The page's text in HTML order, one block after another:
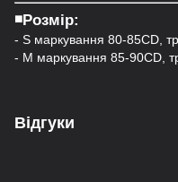
◾️Розмір:
- S маркування 80-85CD,
- M маркування 85-90CD,
Відгуки